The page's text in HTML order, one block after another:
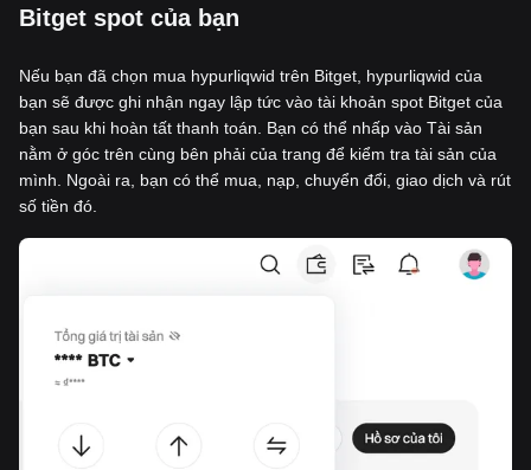
Bitget spot của bạn
Nếu bạn đã chọn mua hypurliqwid trên Bitget, hypurliqwid của
bạn sẽ được ghi nhận ngay lập tức vào tài khoản spot Bitget của
bạn sau khi hoàn tất thanh toán. Bạn có thể nhấp vào Tài sản
nằm ở góc trên cùng bên phải của trang để kiểm tra tài sản của
mình. Ngoài ra, bạn có thể mua, nạp, chuyển đổi, giao dịch và rút
số tiền đó.